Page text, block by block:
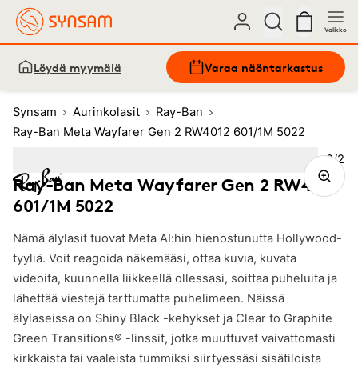
Valikko
Löydä myymälä Varaa näöntarkastus
Synsam Aurinkolasit
Ray-Ban
Ray-Ban Meta Wayfarer Gen 2 RW4012 601/1M 5022
Ray-Ban Meta Wayfarer Gen 2 RW4012
601/1M 5022
Nämä älylasit tuovat Meta AI:hin hienostunutta Hollywood-
tyyliä. Voit reagoida näkemääsi, ottaa kuvia, kuvata
videoita, kuunnella liikkeellä ollessasi, soittaa puheluita ja
lähettää viestejä tarttumatta puhelimeen. Näissä
älylaseissa on Shiny Black -kehykset ja Clear to Graphite
Green Transitions® -linssit, jotka muuttuvat vaivattomasti
kirkkaista tai vaaleista tummiksi siirtyessäsi sisätiloista
Kuva
2/2
(Current image)